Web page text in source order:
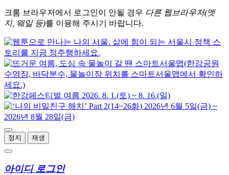
크롬 브라우저에서 로그인이 안될 경우 다른 웹브라우저(엣
지, 웨일 등)를 이용해 주시기 바랍니다.
정지 재생
아이디 로그인